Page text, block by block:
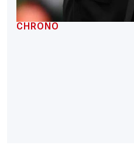
CHRONO